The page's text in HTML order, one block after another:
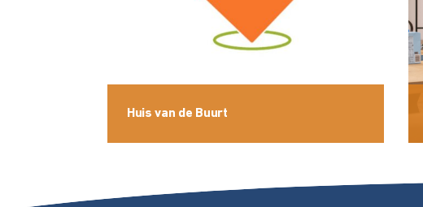
Huis van de Buurt